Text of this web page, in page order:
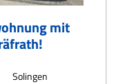
mit
Solingen